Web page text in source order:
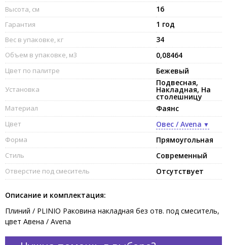
Высота, см 16
Гарантия 1 год
Вес в упаковке, кг 34
Объем в упаковке, м3 0,08464
Цвет по палитре Бежевый
Установка
Подвесная,
Накладная, На
столешницу
Материал Фаянс
Цвет Овес / Avena
Форма Прямоугольная
Стиль Современный
Отверстие под смеситель Отсутствует
Описание и комплектация:
Плиний / PLINIO Раковина накладная без отв. под смеситель,
цвет Авена / Avena